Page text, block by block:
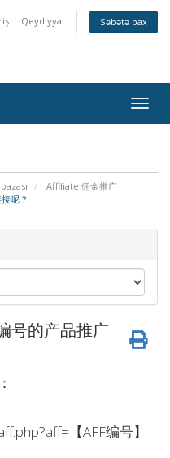
Qeydiyyat Səbətə bax
Affiliate 佣金推广
呢？
号的产品推广
【AFF编号】